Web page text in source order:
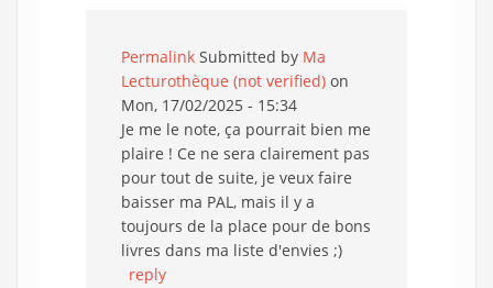
Permalink Submitted by Ma
Lecturothèque (not verified) on
Mon, 17/02/2025 - 15:34
Je me le note, ça pourrait bien me
plaire ! Ce ne sera clairement pas
pour tout de suite, je veux faire
baisser ma PAL, mais il y a
toujours de la place pour de bons
livres dans ma liste d'envies ;)
reply